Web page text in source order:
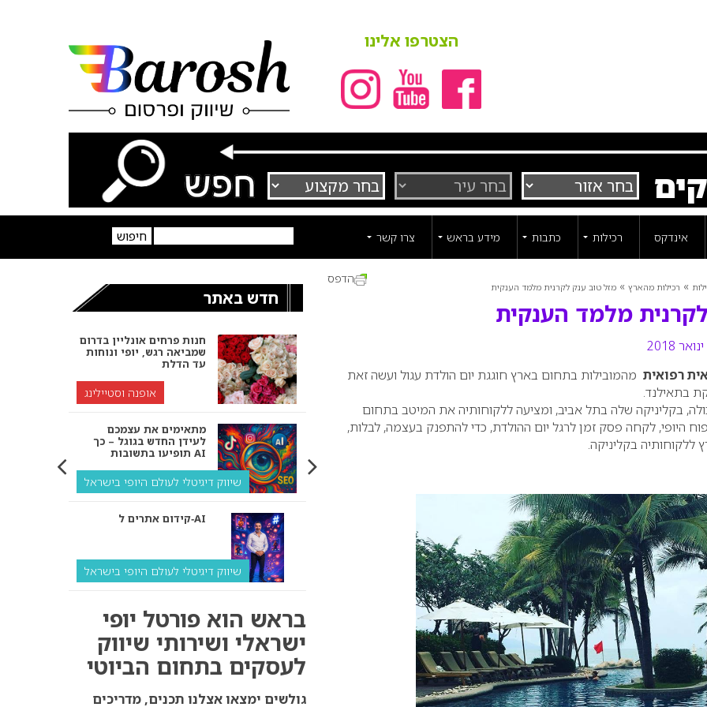
הצטרפו אלינו
אינדקס רכילות כתבות מידע בראש צרו קשר
» רכילות מהארץ » מזל טוב ענק לקרנית מלמד הענקית
מלמד הענקית
הדפס
רפואית מהמובילות בתחום בארץ חוגגת יום הולדת עגול ועשה זאת
בתאילנד.
בקליניקה שלה בתל אביב, ומציעה ללקוחותיה את המיטב בתחום
היופי, לקחה פסק זמן לרגל יום ההולדת, כדי להתפנק בעצמה, לבלות,
ללקוחותיה בקליניקה.
חדש באתר
חנות פרחים אונליין בדרום
שמביאה רגש, יופי ונוחות
עד הדלת
אופנה וסטיילינג
מתאימים את עצמכם
לעידן החדש בגוגל – כך
תופיעו בתשובות AI
שיווק דיגיטלי לעולם היופי בישראל
קידום אתרים ל‑AI
שיווק דיגיטלי לעולם היופי בישראל
ולמה העסק שלך צריך
שיווק דיגיטלי לעסקים
קידום ל‑AI לעומת קידום
בראש הוא פורטל יופי
ישראלי ושירותי שיווק
לעסקים בתחום הביוטי
גולשים ימצאו אצלנו תכנים, מדריכים